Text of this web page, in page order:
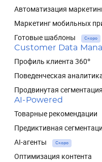
Автоматизация
Маркетинг мобильных
Готовые шаблоны
Скоро
Customer Data
Профиль клиента 360°
Поведенческая
Продвинутая сегментация
AI-Powered
Товарные рекомендации
Предиктивная
AI-агенты
Скоро
Оптимизация контента